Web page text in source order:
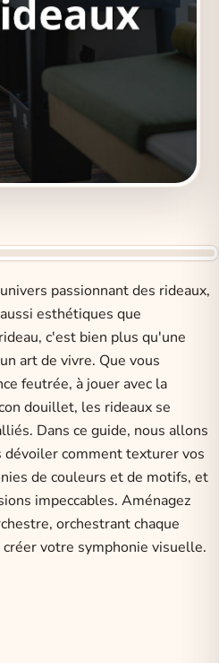
passionnant des rideaux,
esthétiques que
c'est bien plus qu'une
art de vivre. Que vous
feutrée, à jouer avec la
douillet, les rideaux se
Dans ce guide, nous allons
comment texturer vos
de couleurs et de motifs, et
impeccables. Aménagez
orchestrant chaque
votre symphonie visuelle.